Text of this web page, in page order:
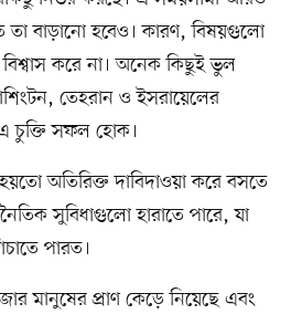
তা বাড়ানো হবেও। কারণ, বিষয়গুলো
করে না। অনেক কিছুই ভুল
তেহরান ও ইসরায়েলের
এ চুক্তি সফল হোক।
অতিরিক্ত দাবিদাওয়া করে বসতে
সুবিধাগুলো হারাতে পারে, যা
পারত।
মানুষের প্রাণ কেড়ে নিয়েছে এবং